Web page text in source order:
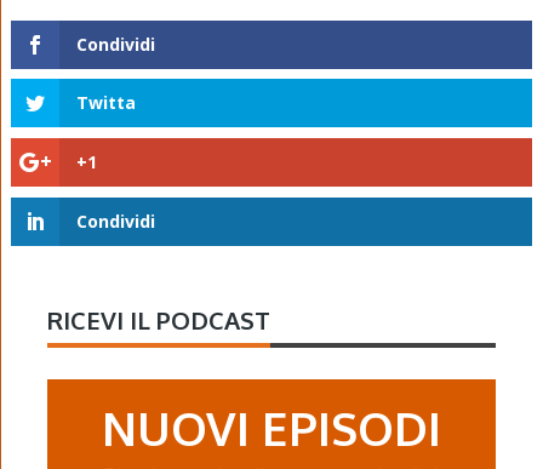
Condividi
Twitta
+1
Condividi
RICEVI IL PODCAST
NUOVI EPISODI